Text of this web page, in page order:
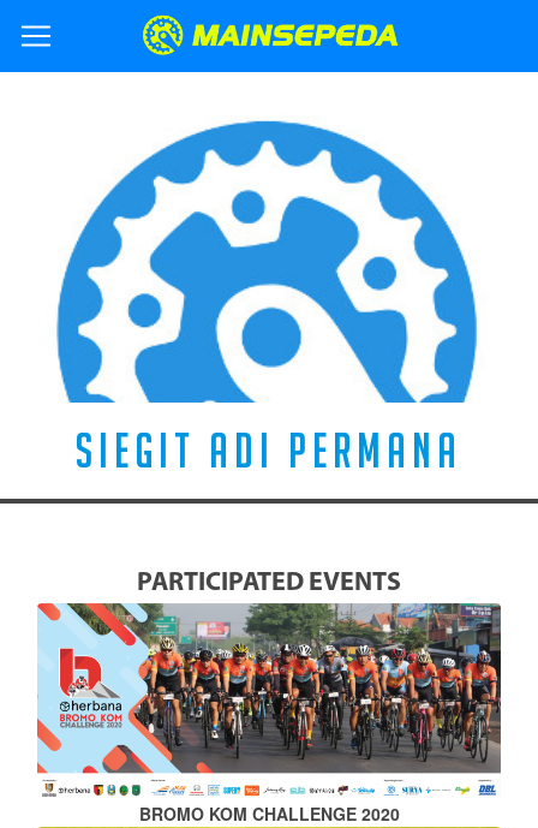
SIEGIT ADI PERMANA
PARTICIPATED EVENTS
BROMO KOM CHALLENGE 2020